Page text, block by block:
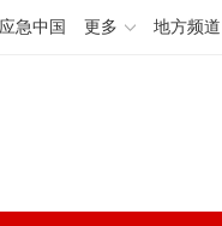
应急中国 更多 地方频道